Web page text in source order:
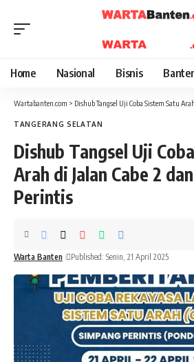
Home Nasional Bisnis
Wartabanten.com > Dishub Tangsel Uji Coba Sistem Satu
TANGERANG SELATAN
Dishub Tangsel Uji
Arah di Jalan Cabe 2
Perintis
Warta Banten Published: Senin, 21 April 2025